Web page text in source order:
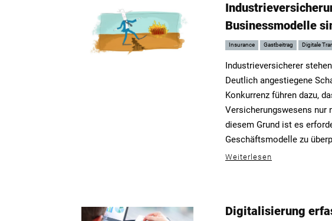
Businessmodelle
Insurance Gastbeitrag Digitale
Industrieversicherer
Deutlich angestiegene
Konkurrenz führen dazu,
Versicherungswesens nur
diesem Grund ist es
Geschäftsmodelle zu
Weiterlesen
Digitalisierung